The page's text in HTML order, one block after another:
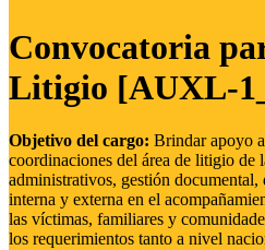
Convocatoria
Litigio [AUXL-
Objetivo del cargo: Brindar apoyo
coordinaciones del área de litigio de
administrativos, gestión
interna y externa en el
las víctimas, familiares y
los requerimientos tanto a nivel